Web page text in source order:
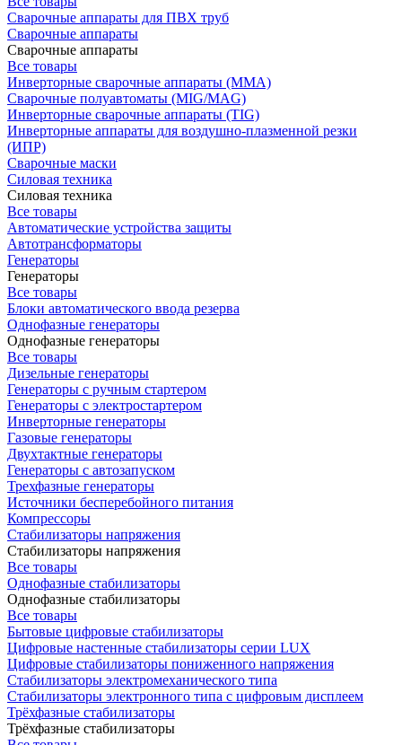
Сварочные аппараты для ПВХ труб
Сварочные аппараты
Сварочные аппараты
Все товары
Инверторные сварочные аппараты (ММА)
Сварочные полуавтоматы (MIG/MAG)
Инверторные сварочные аппараты (TIG)
Инверторные аппараты для воздушно-плазменной резки
(ИПР)
Сварочные маски
Силовая техника
Силовая техника
Все товары
Автоматические устройства защиты
Автотрансформаторы
Генераторы
Генераторы
Все товары
Блоки автоматического ввода резерва
Однофазные генераторы
Однофазные генераторы
Все товары
Дизельные генераторы
Генераторы с ручным стартером
Генераторы с электростартером
Инверторные генераторы
Газовые генераторы
Двухтактные генераторы
Генераторы с автозапуском
Трехфазные генераторы
Источники бесперебойного питания
Компрессоры
Стабилизаторы напряжения
Стабилизаторы напряжения
Все товары
Однофазные стабилизаторы
Однофазные стабилизаторы
Все товары
Бытовые цифровые стабилизаторы
Цифровые настенные стабилизаторы серии LUX
Цифровые стабилизаторы пониженного напряжения
Стабилизаторы электромеханического типа
Стабилизаторы электронного типа с цифровым дисплеем
Трёхфазные стабилизаторы
Трёхфазные стабилизаторы